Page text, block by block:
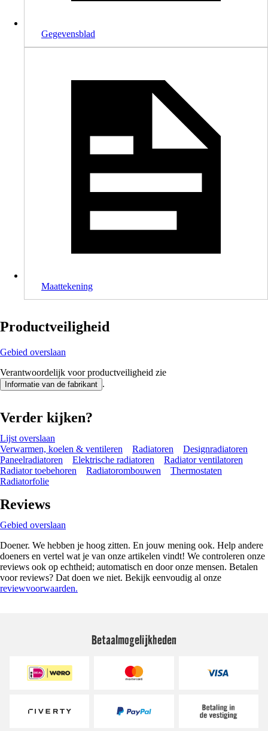
Gegevensblad
Maattekening
Productveiligheid
Gebied overslaan
Verantwoordelijk voor productveiligheid zie
Informatie van de fabrikant .
Verder kijken?
Lijst overslaan
Verwarmen, koelen & ventileren
Radiatoren
Designradiatoren
Paneelradiatoren
Elektrische radiatoren
Radiator ventilatoren
Radiator toebehoren
Radiatorombouwen
Thermostaten
Radiatorfolie
Reviews
Gebied overslaan
Doener. We hebben je hoog zitten. En jouw mening ook. Help andere
doeners en vertel wat je van onze artikelen vindt! We controleren onze
reviews ook op echtheid; automatisch en door onze mensen. Betalen
voor reviews? Dat doen we niet. Bekijk eenvoudig al onze
reviewvoorwaarden.
Betaalmogelijkheden